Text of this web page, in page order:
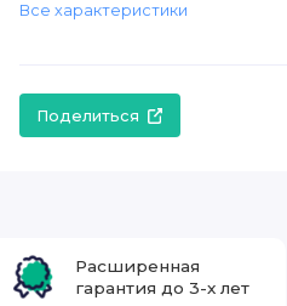
Все характеристики
Поделиться
Расширенная
гарантия до 3-х лет